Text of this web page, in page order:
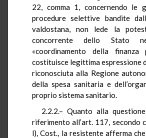
22, comma 1, concernendo le
procedure selettive bandite
valdostana, non lede la
concorrente dello Stato
«coordinamento della finanza
costituisce legittima espressione
riconosciuta alla Regione
della spesa sanitaria e
proprio sistema sanitario.
2.2.2.– Quanto alla
riferimento all’art. 117, secondo
l), Cost., la resistente afferma